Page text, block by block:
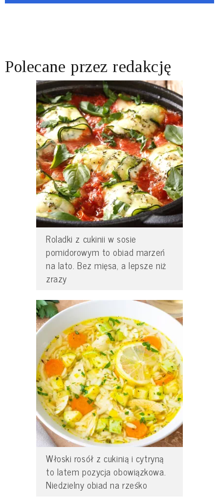
Polecane przez redakcję
Roladki z cukinii w sosie
pomidorowym to obiad marzeń
na lato. Bez mięsa, a lepsze niż
zrazy
Włoski rosół z cukinią i cytryną
to latem pozycja obowiązkowa.
Niedzielny obiad na rześko